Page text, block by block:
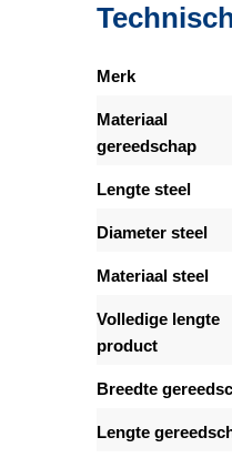
Merk
Materiaal
gereedschap
Lengte steel
Diameter steel
Materiaal steel
Volledige lengte
product
Breedte
Lengte